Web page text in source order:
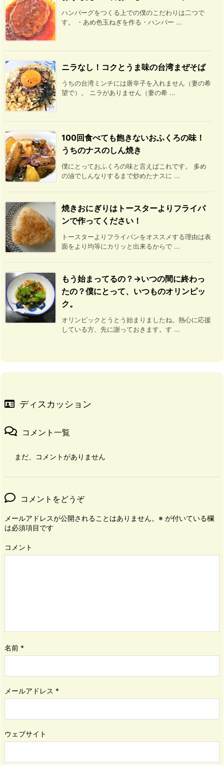
ハンバーグをつくる上での僕のこだわりは二つで
す。 ・あめ色玉ねぎを作る・ハンバー ...
ニラなし！コクとうま味の台湾まぜそば
うちの台湾ミンチには唐辛子を入れません（妻の希
望で）。 ニラがありません（妻の希 ...
100回食べても飽きないおふくろの味！
うちのナスのしん焼き
僕にとっておふくろの味と言えばこれです。 多め
の油でしんなりするまで炒めたナスに ...
焼きおにぎりはトースターよりフライパ
ンで作ってください！
トースターよりフライパンをオススメする理由は表
面をより均等にカリッと出来るからで ...
もう始まってるの？→いつの間に終わっ
たの？僕にとって、いつものオリンピッ
ク。
オリンピックとうとう始まりましたね。熱心に応援
している方、先に謝っておきます。す ...
ディスカッション
コメント一覧
まだ、コメントがありません
コメントをどうぞ
メールアドレスが公開されることはありません。 ※ が付いている欄
は必須項目です
コメント
名前 *
メールアドレス *
ウェブサイト